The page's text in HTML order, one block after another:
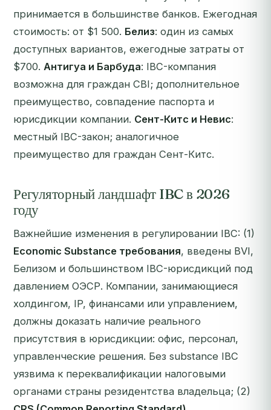
принимается в большинстве банков. Ежегодная
стоимость: от $1 500. Белиз: один из самых
доступных вариантов, ежегодные затраты от
$700. Антигуа и Барбуда: IBC-компания
возможна для граждан CBI; дополнительное
преимущество, совпадение паспорта и
юрисдикции компании. Сент-Китс и Невис:
местный IBC-закон; аналогичное
преимущество для граждан Сент-Китс.
Регуляторный ландшафт IBC в 2026
году
Важнейшие изменения в регулировании IBC: (1)
Economic Substance требования, введены BVI,
Белизом и большинством IBC-юрисдикций под
давлением ОЭСР. Компании, занимающиеся
холдингом, IP, финансами или управлением,
должны доказать наличие реального
присутствия в юрисдикции: офис, персонал,
управленческие решения. Без substance IBC
уязвима к переквалификации налоговыми
органами страны резидентства владельца; (2)